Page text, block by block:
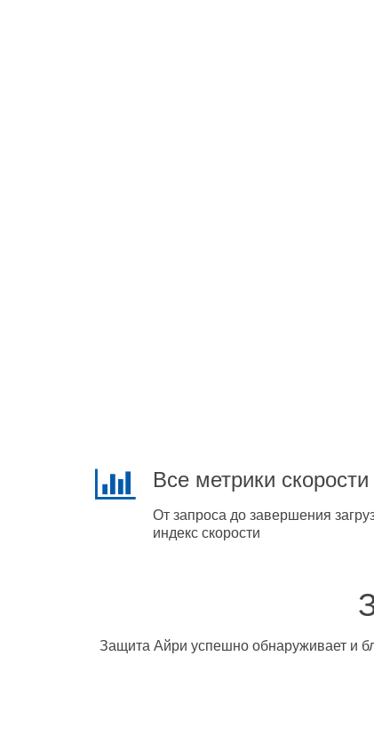
Все метрики скорости
От запроса до завершения
индекс скорости
Защита Айри успешно обнаруживает и